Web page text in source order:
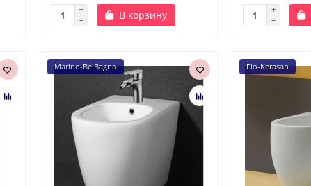
В корзину
Marino-BelBagno Flo-Kerasan